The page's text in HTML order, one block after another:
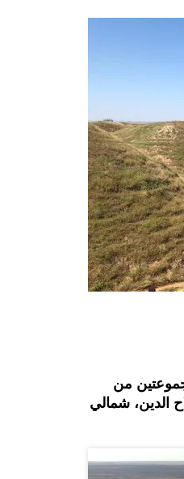
من
الدين، شمالي